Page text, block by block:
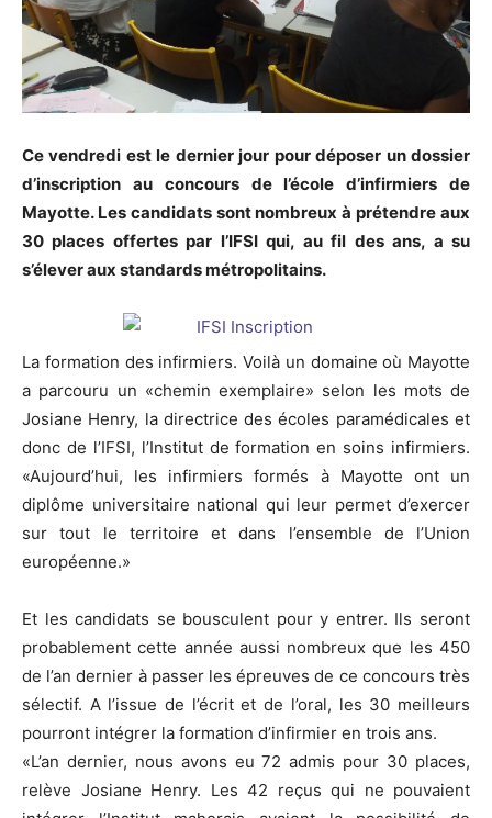
Ce vendredi est le dernier jour pour déposer un dossier
d’inscription au concours de l’école d’infirmiers de
Mayotte. Les candidats sont nombreux à prétendre aux
30 places offertes par l’IFSI qui, au fil des ans, a su
s’élever aux standards métropolitains.
La formation des infirmiers. Voilà un domaine où Mayotte
a parcouru un «chemin exemplaire» selon les mots de
Josiane Henry, la directrice des écoles paramédicales et
donc de l’IFSI, l’Institut de formation en soins infirmiers.
«Aujourd’hui, les infirmiers formés à Mayotte ont un
diplôme universitaire national qui leur permet d’exercer
sur tout le territoire et dans l’ensemble de l’Union
européenne.»
Et les candidats se bousculent pour y entrer. Ils seront
probablement cette année aussi nombreux que les 450
de l’an dernier à passer les épreuves de ce concours très
sélectif. A l’issue de l’écrit et de l’oral, les 30 meilleurs
pourront intégrer la formation d’infirmier en trois ans.
«L’an dernier, nous avons eu 72 admis pour 30 places,
relève Josiane Henry. Les 42 reçus qui ne pouvaient